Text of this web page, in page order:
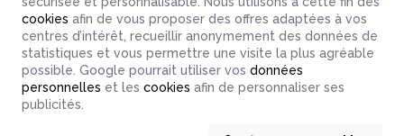
de préparations et de
cuissons. Nous vous
souhaitons de délicieux
instants gourmands.
Lire la suite
Informations
La boucherie namuroise | N° d'entreprise : 0765.945.454 |
légales & Contact| Conditions générales
Conditions d'utilisation du site web
, accélérateur d'e-commerce
cookies afin de vous proposer des offres adaptées à vos
centres d’intérêt, recueillir anonymement des données de
statistiques et vous permettre une visite la plus agréable
possible. Google pourrait utiliser vos données
personnelles et les cookies afin de personnaliser ses
publicités.